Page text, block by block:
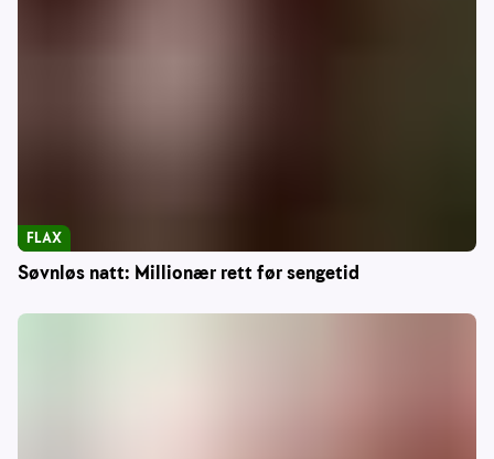
Søvnløs natt: Millionær rett før sengetid
FLAX